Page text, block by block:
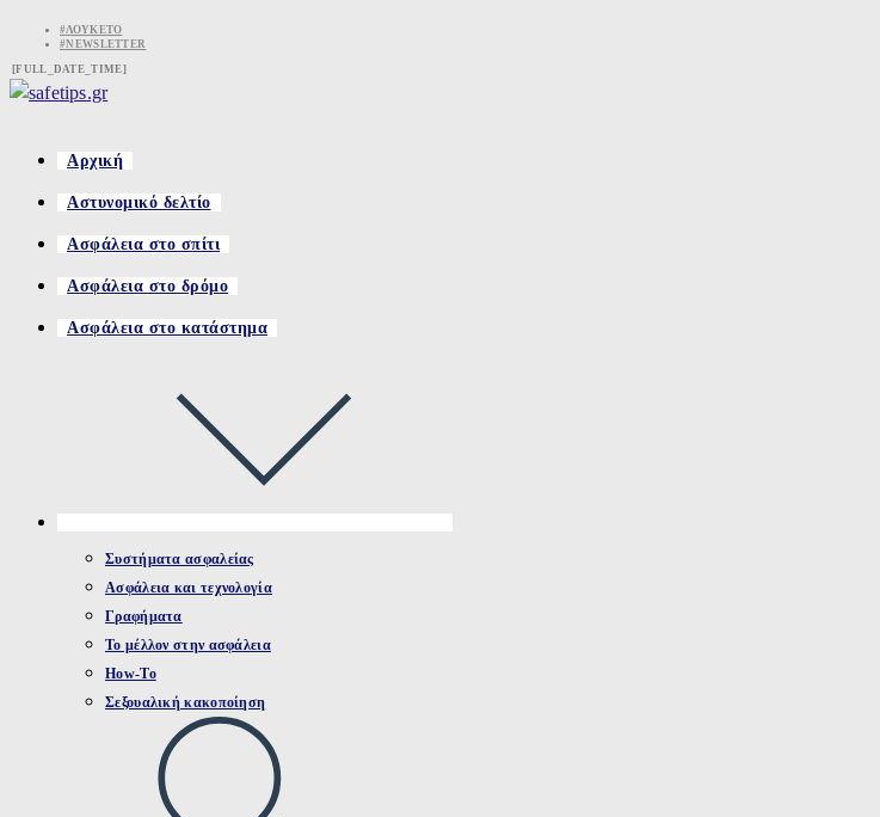
content
#ΛΟΥΚΈΤΟ
#NEWSLETTER
[FULL_DATE_TIME]
Αρχική
Αστυνομικό δελτίο
Ασφάλεια στο σπίτι
Ασφάλεια στο δρόμο
Ασφάλεια στο κατάστημα
Συστήματα ασφαλείας
Ασφάλεια και τεχνολογία
Γραφήματα
Το μέλλον στην ασφάλεια
How-To
Σεξουαλική κακοποίηση